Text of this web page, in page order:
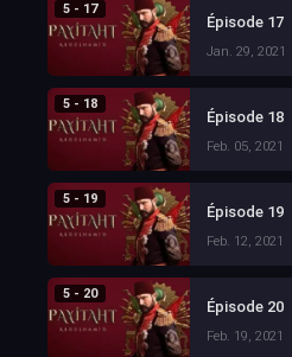
5 - 17
Épisode 17
Jan. 29, 2021
5 - 18
Épisode 18
Feb. 05, 2021
5 - 19
Épisode 19
Feb. 12, 2021
5 - 20
Épisode 20
Feb. 19, 2021